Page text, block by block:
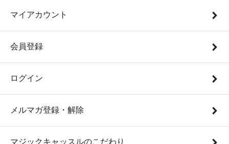
マイアカウント
会員登録
ログイン
メルマガ登録・解除
マジックキャッスルのこだわり